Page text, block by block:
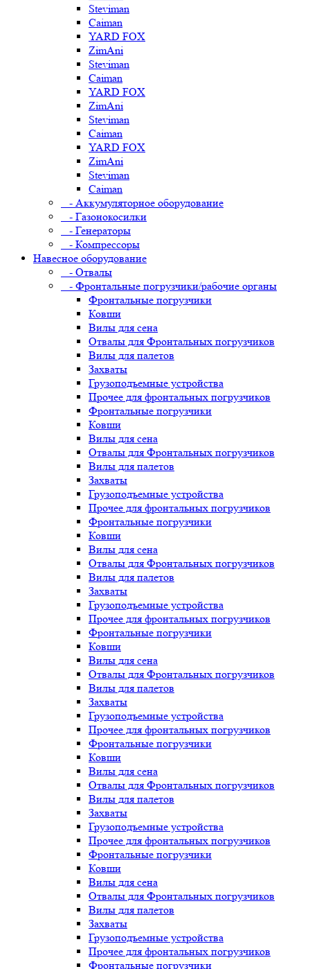
Steviman
Caiman
YARD FOX
ZimAni
Steviman
Caiman
YARD FOX
ZimAni
Steviman
Caiman
YARD FOX
ZimAni
Steviman
Caiman
- Аккумуляторное оборудование
- Газонокосилки
- Генераторы
- Компрессоры
Навесное оборудование
- Отвалы
- Фронтальные погрузчики/рабочие органы
Фронтальные погрузчики
Ковши
Вилы для сена
Отвалы для Фронтальных погрузчиков
Вилы для палетов
Захваты
Грузоподъемные устройства
Прочее для фронтальных погрузчиков
Фронтальные погрузчики
Ковши
Вилы для сена
Отвалы для Фронтальных погрузчиков
Вилы для палетов
Захваты
Грузоподъемные устройства
Прочее для фронтальных погрузчиков
Фронтальные погрузчики
Ковши
Вилы для сена
Отвалы для Фронтальных погрузчиков
Вилы для палетов
Захваты
Грузоподъемные устройства
Прочее для фронтальных погрузчиков
Фронтальные погрузчики
Ковши
Вилы для сена
Отвалы для Фронтальных погрузчиков
Вилы для палетов
Захваты
Грузоподъемные устройства
Прочее для фронтальных погрузчиков
Фронтальные погрузчики
Ковши
Вилы для сена
Отвалы для Фронтальных погрузчиков
Вилы для палетов
Захваты
Грузоподъемные устройства
Прочее для фронтальных погрузчиков
Фронтальные погрузчики
Ковши
Вилы для сена
Отвалы для Фронтальных погрузчиков
Вилы для палетов
Захваты
Грузоподъемные устройства
Прочее для фронтальных погрузчиков
Фронтальные погрузчики